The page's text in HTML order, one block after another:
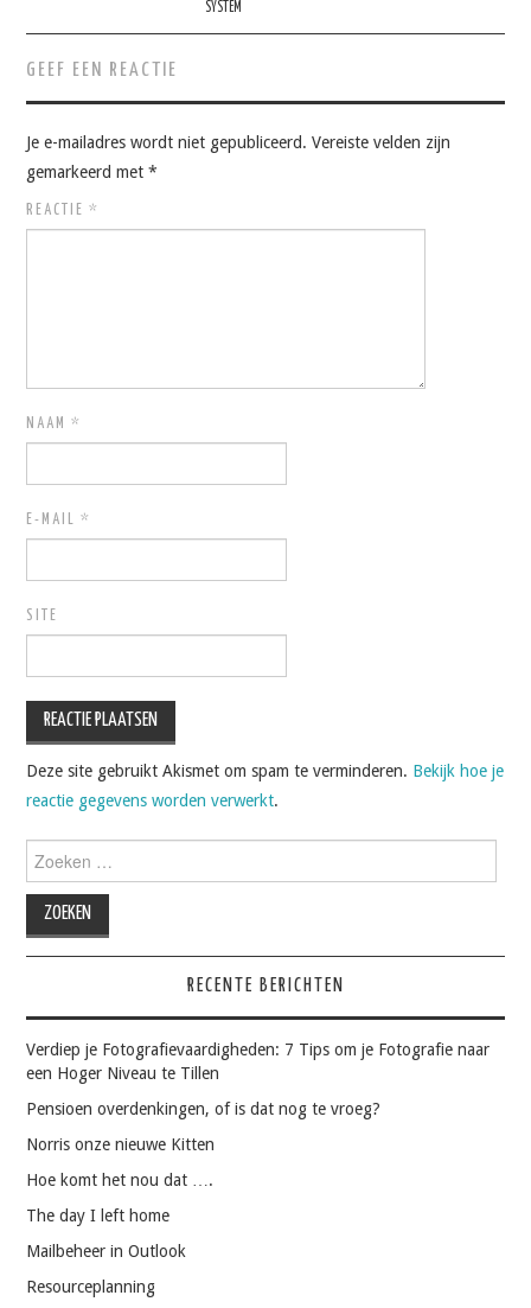
SYSTEM
GEEF EEN REACTIE
Je e-mailadres wordt niet gepubliceerd. Vereiste velden zijn
gemarkeerd met*
REACTIE*
NAAM*
E-MAIL*
SITE
Deze site gebruikt Akismet om spam te verminderen. Bekijk hoe je
reactie gegevens worden verwerkt.
naar:
RECENTE BERICHTEN
Verdiep je Fotografievaardigheden: 7 Tips om je Fotografie naar
een Hoger Niveau te Tillen
Pensioen overdenkingen, of is dat nog te vroeg?
Norris onze nieuwe Kitten
Hoe komt het nou dat ….
The day I left home
Mailbeheer in Outlook
Resourceplanning